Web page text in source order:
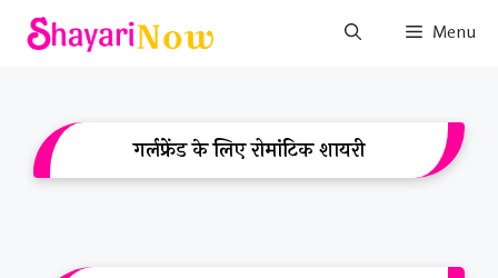
Skip
Menu
गर्लफ्रेंड के लिए रोमांटिक शायरी